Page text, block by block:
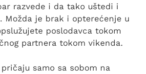
razvede i da tako uštedi i
Možda je brak i opterećenje u
poslodavca tokom
partnera tokom vikenda.
samo sa sobom na